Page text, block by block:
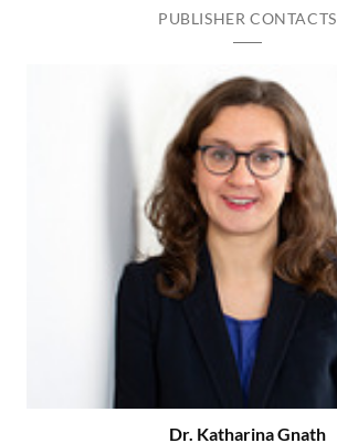
PUBLISHER CONTACTS
Dr. Katharina Gnath